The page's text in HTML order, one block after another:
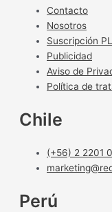
Contacto
Nosotros
Suscripción
Publicidad
Aviso de
Política de
Chile
(+56) 2 2201
Perú